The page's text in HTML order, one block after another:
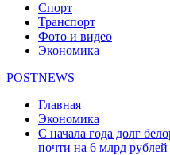
Спорт
Транспорт
Фото и видео
Экономика
POSTNEWS
Главная
Экономика
С начала года долг
почти на 6 млрд рублей